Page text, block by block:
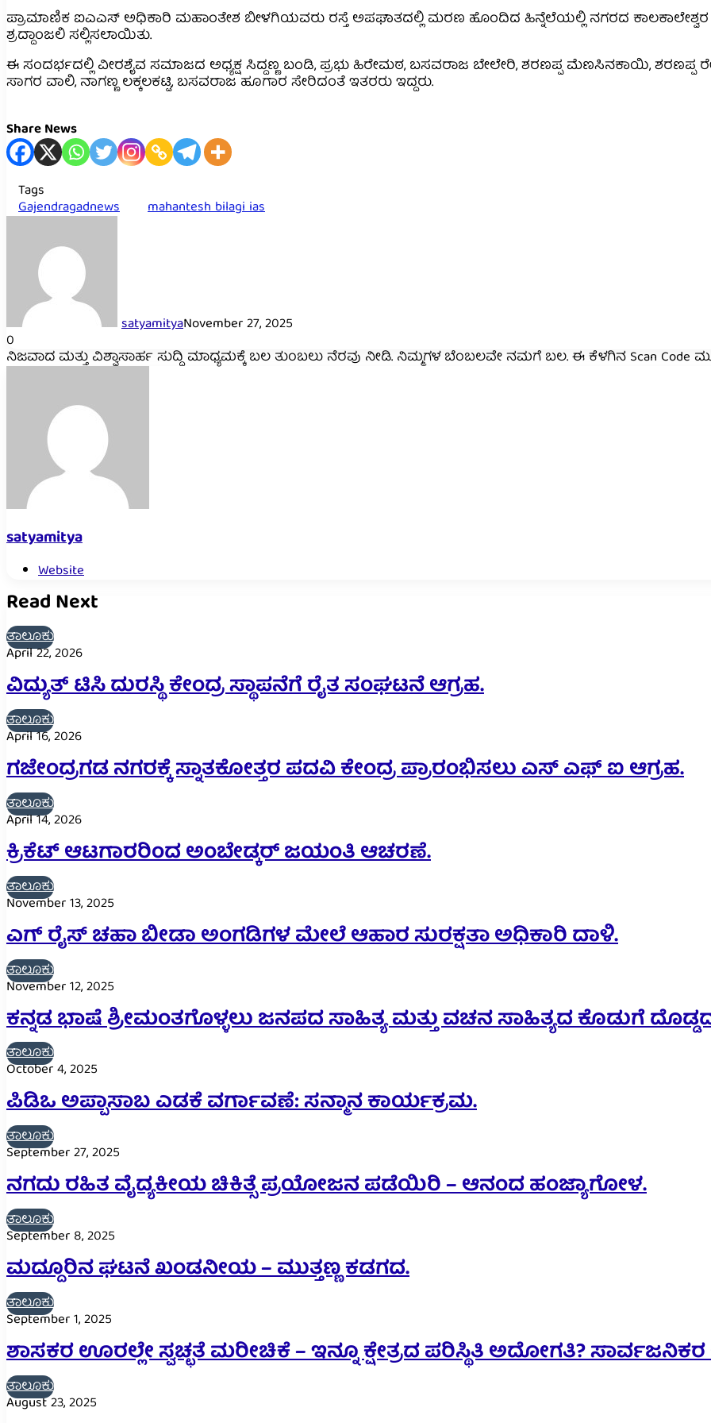
ಪ್ರಾಮಾಣಿಕ ಐಎಎಸ್ ಅಧಿಕಾರಿ ಮಹಾಂತೇಶ ಬೀಳಗಿಯವರು ರಸ್ತೆ ಅಪಘಾತದಲ್ಲಿ ಮರಣ ಹೊಂದಿದ ಹಿನ್ನೆಲೆಯಲ್ಲಿ ನಗರದ
ಶ್ರದ್ದಾಂಜಲಿ ಸಲ್ಲಿಸಲಾಯಿತು.
ಈ ಸಂದರ್ಭದಲ್ಲಿ ವೀರಶೈವ ಸಮಾಜದ ಅಧ್ಯಕ್ಷ ಸಿದ್ದಣ್ಣ ಬಂಡಿ, ಪ್ರಭು ಹಿರೇಮಠ, ಬಸವರಾಜ ಬೇಲೇರಿ, ಶರಣಪ್ಪ ಮೆಣಸಿನಕಾಯಿ,
ಸಾಗರ ವಾಲಿ, ನಾಗಣ್ಣ ಲಕ್ಕಲಕಟ್ಟಿ, ಬಸವರಾಜ ಹೂಗಾರ ಸೇರಿದಂತೆ ಇತರರು ಇದ್ದರು.
Share News
Tags
Gajendragadnews mahantesh bilagi ias
satyamityaNovember 27, 2025
0
ನಿಜವಾದ ಮತ್ತು ವಿಶ್ವಾಸಾರ್ಹ ಸುದ್ದಿ ಮಾಧ್ಯಮಕ್ಕೆ ಬಲ ತುಂಬಲು ನೆರವು ನೀಡಿ. ನಿಮ್ಮಗಳ ಬೆಂಬಲವೇ ನಮಗೆ ಬಲ. ಈ ಕೆಳಗಿನ Scan Code
satyamitya
Website
Read Next
ತಾಲೂಕು
April 22, 2026
ವಿದ್ಯುತ್ ಟಿಸಿ ದುರಸ್ಥಿ ಕೇಂದ್ರ ಸ್ಥಾಪನೆಗೆ ರೈತ ಸಂಘಟನೆ ಆಗ್ರಹ.
ತಾಲೂಕು
April 16, 2026
ಗಜೇಂದ್ರಗಡ ನಗರಕ್ಕೆ ಸ್ನಾತಕೋತ್ತರ ಪದವಿ ಕೇಂದ್ರ ಪ್ರಾರಂಭಿಸಲು ಎಸ್ ಎಫ್ ಐ ಆಗ್ರಹ.
ತಾಲೂಕು
April 14, 2026
ಕ್ರಿಕೆಟ್ ಆಟಗಾರರಿಂದ ಅಂಬೇಡ್ಕರ್ ಜಯಂತಿ ಆಚರಣೆ.
ತಾಲೂಕು
November 13, 2025
ಎಗ್ ರೈಸ್ ಚಹಾ ಬೀಡಾ ಅಂಗಡಿಗಳ ಮೇಲೆ ಆಹಾರ ಸುರಕ್ಷತಾ ಅಧಿಕಾರಿ ದಾಳಿ.
ತಾಲೂಕು
November 12, 2025
ಕನ್ನಡ ಭಾಷೆ ಶ್ರೀಮಂತಗೊಳ್ಳಲು ಜನಪದ ಸಾಹಿತ್ಯ ಮತ್ತು ವಚನ ಸಾಹಿತ್ಯದ ಕೊಡುಗೆ
ತಾಲೂಕು
October 4, 2025
ಪಿಡಿಒ ಅಪ್ಪಾಸಾಬ ಎಡಕೆ ವರ್ಗಾವಣೆ: ಸನ್ಮಾನ ಕಾರ್ಯಕ್ರಮ.
ತಾಲೂಕು
September 27, 2025
ನಗದು ರಹಿತ ವೈದ್ಯಕೀಯ ಚಿಕಿತ್ಸೆ ಪ್ರಯೋಜನ ಪಡೆಯಿರಿ – ಆನಂದ ಹಂಜ್ಯಾಗೋಳ.
ತಾಲೂಕು
September 8, 2025
ಮದ್ದೂರಿನ ಘಟನೆ ಖಂಡನೀಯ – ಮುತ್ತಣ್ಣ ಕಡಗದ.
ತಾಲೂಕು
September 1, 2025
ಶಾಸಕರ ಊರಲ್ಲೇ ಸ್ವಚ್ಛತೆ ಮರೀಚಿಕೆ – ಇನ್ನೂ ಕ್ಷೇತ್ರದ ಪರಿಸ್ಥಿತಿ ಅದೋಗತಿ?
ತಾಲೂಕು
August 23, 2025